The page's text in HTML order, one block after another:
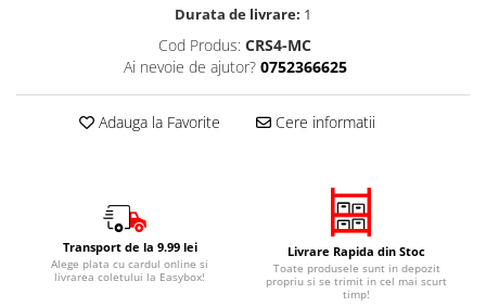
Durata de livrare: 1
Cod Produs: CRS4-MC
Ai nevoie de ajutor? 0752366625
Adauga la Favorite Cere informatii
Transport de la 9.99 lei
Alege plata cu cardul online si
livrarea coletului la Easybox!
Livrare Rapida din Stoc
Toate produsele sunt in depozit
propriu si se trimit in cel mai scurt
timp!